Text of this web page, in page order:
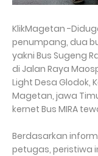
KlikMagetan -
penumpang, dua
yakni Bus Sugeng
di Jalan Raya
Light Desa Glodok,
Magetan, jawa
kernet Bus MIRA
Berdasarkan
petugas, peristiwa